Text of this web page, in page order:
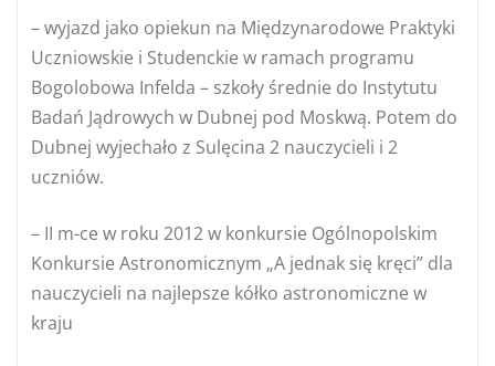
– wyjazd jako opiekun na Międzynarodowe Praktyki
Uczniowskie i Studenckie w ramach programu
Bogolobowa Infelda – szkoły średnie do Instytutu
Badań Jądrowych w Dubnej pod Moskwą. Potem do
Dubnej wyjechało z Sulęcina 2 nauczycieli i 2
uczniów.
– II m-ce w roku 2012 w konkursie Ogólnopolskim
Konkursie Astronomicznym „A jednak się kręci” dla
nauczycieli na najlepsze kółko astronomiczne w
kraju